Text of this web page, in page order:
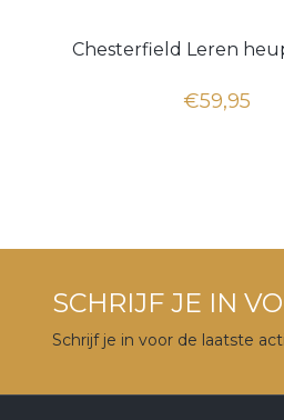
Chesterfield Leren
€59,95
SCHRIJF JE IN
Schrijf je in voor de laatste